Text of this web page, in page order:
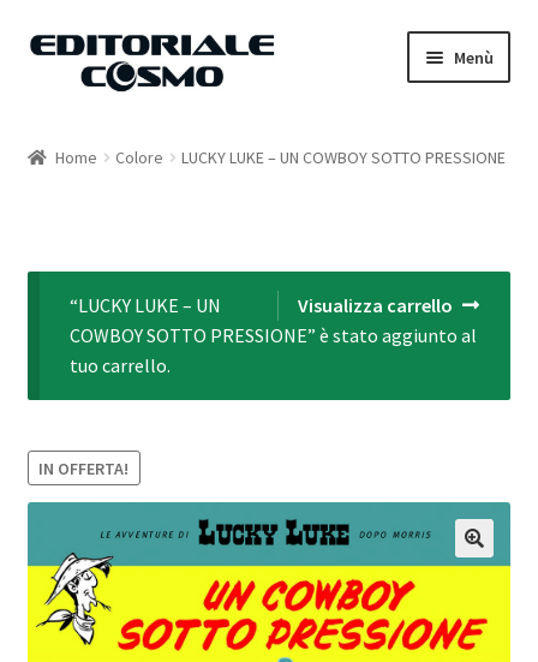
Vai
Vai
Menù
Il mio account
Home Colore LUCKY LUKE – UN COWBOY SOTTO PRESSIONE
Visualizza carrello
“LUCKY LUKE – UN
COWBOY SOTTO PRESSIONE” è stato aggiunto al
tuo carrello.
IN OFFERTA!